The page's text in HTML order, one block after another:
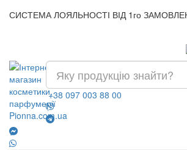
СИСТЕМА ЛОЯЛЬНОСТІ ВІД 1го
+38 097 003 88 00